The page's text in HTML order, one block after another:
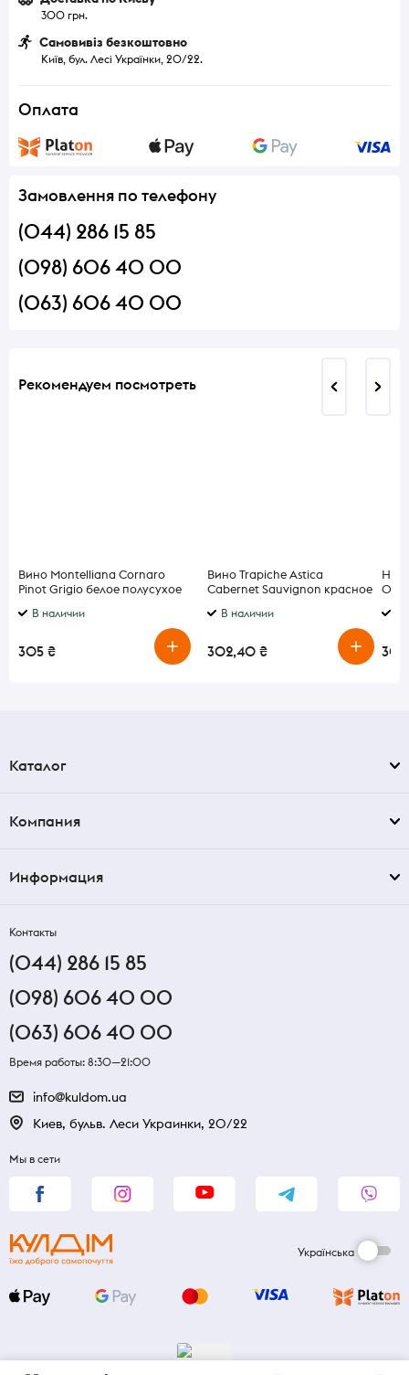
300 грн.
Самовивіз безкоштовно
Київ, бул. Лесі Українки, 20/22.
Оплата
Замовлення по телефону
(044) 286 15 85
(098) 606 40 00
(063) 606 40 00
Рекомендуем посмотреть
Вино Montelliana Cornaro
Pinot Grigio белое полусухое
В наличии
305 ₴
Вино Trapiche Astica
Cabernet Sauvignon красное
В наличии
302,40 ₴
Каталог
Компания
Информация
Контакты
(044) 286 15 85
(098) 606 40 00
(063) 606 40 00
Время работы: 8:30—21:00
info@kuldom.ua
Киев, бульв. Леси Украинки, 20/22
Мы в сети
Українська